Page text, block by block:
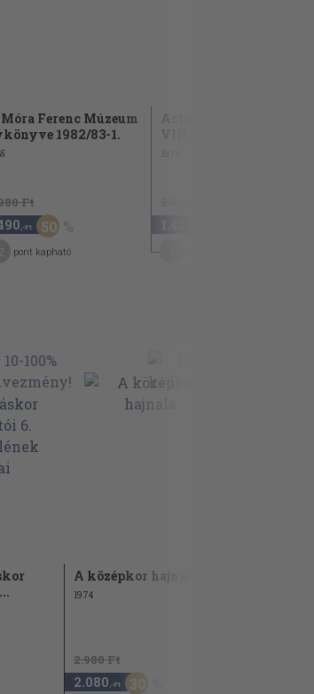
Ferenc Múzeum
1982/83-1.
Ft
,-Ft 50
pont kapható
Acta Iuvenum Tomus
VIII.
A középkor hajnala
1974
2.980 Ft
2.080 ,-Ft 30